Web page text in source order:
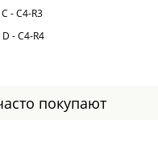
- C4-R3
- C4-R4
покупают